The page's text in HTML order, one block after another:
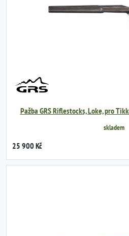
Pažba GRS Riflestocks, Loke, pro
skladem
25 900 Kč